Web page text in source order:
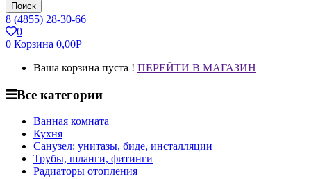
Поиск
8 (4855) 28-30-66
0
0 Корзина 0,00Р
Ваша корзина пуста ! ПЕРЕЙТИ В МАГАЗИН
Все категории
Ванная комната
Кухня
Санузел: унитазы, биде, инсталляции
Трубы, шланги, фитинги
Радиаторы отопления